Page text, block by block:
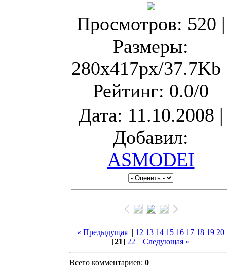
Просмотров: 520 |
Размеры:
280x417px/37.7Kb
Рейтинг: 0.0/0
Дата: 11.10.2008 |
Добавил:
ASMODEI
« Предыдущая | 12 13 14 15 16 17 18 19 20
[21] 22 | Следующая »
Всего комментариев: 0